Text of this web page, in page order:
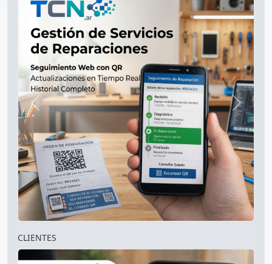
Anterior
CLIENTES